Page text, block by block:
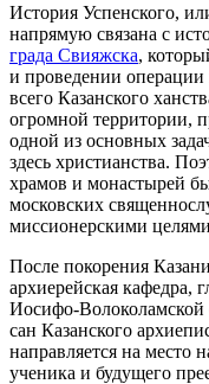
История Успенского,
напрямую связана с
града Свияжска,
и проведении операции
всего Казанского
огромной территории,
одной из основных
здесь христианства.
храмов и монастырей
московских
миссионерскими
После покорения
архиерейская кафедра,
Иосифо-Волоколамской
сан Казанского
направляется на место
ученика и будущего